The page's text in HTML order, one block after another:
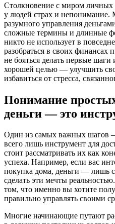
Столкновение с миром личных
у людей страх и непонимание.
разумного управления
сложные термины и длинные
никто не использует в
разобраться в своих
не бояться делать первые
хорошей целью — улучшить
избавиться от стресса,
Понимание
деньги — это
Один из самых важных шагов
всего лишь инструмент для
стоит рассматривать их как
успеха. Например, если вас
покупка дома, деньги — лишь
сделать эти мечты
том, что именно вы хотите
правильно управлять своими
Многие начинающие путают